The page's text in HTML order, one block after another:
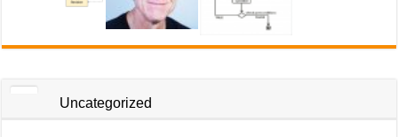
Uncategorized